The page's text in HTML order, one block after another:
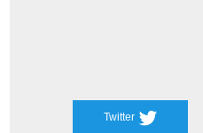
Twitter